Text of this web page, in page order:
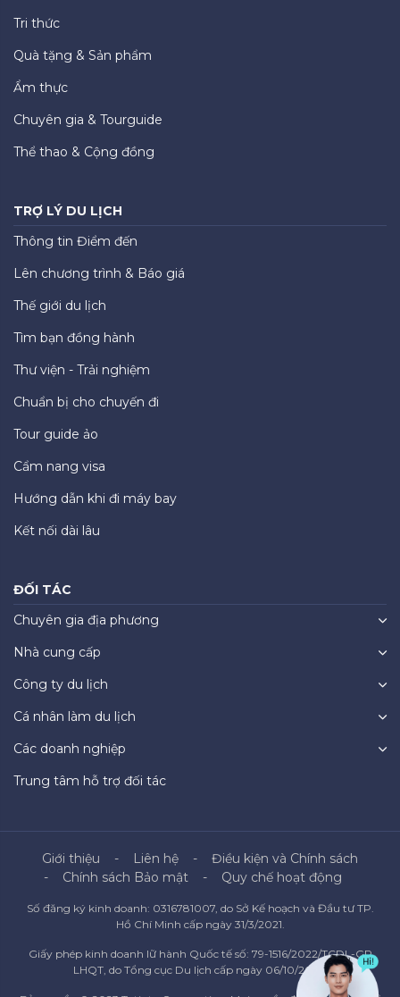
Tri thức
Quà tặng & Sản phẩm
Ẩm thực
Chuyên gia & Tourguide
Thể thao & Cộng đồng
TRỢ LÝ DU LỊCH
Thông tin Điểm đến
Lên chương trình & Báo giá
Thế giới du lịch
Tìm bạn đồng hành
Thư viện - Trải nghiệm
Chuẩn bị cho chuyến đi
Tour guide ảo
Cẩm nang visa
Hướng dẫn khi đi máy bay
Kết nối dài lâu
ĐỐI TÁC
Chuyên gia địa phương
Nhà cung cấp
Công ty du lịch
Cá nhân làm du lịch
Các doanh nghiệp
Trung tâm hỗ trợ đối tác
Giới thiệu Liên hệ
Điều kiện và Chính sách
Chính sách Bảo mật
Quy chế hoạt động
Số đăng ký kinh doanh: 0316781007, do Sở Kế hoạch và Đầu tư TP.
Hồ Chí Minh cấp ngày 31/3/2021.
Giấy phép kinh doanh lữ hành Quốc tế số: 79-1516/2022/TCDL-GP
LHQT, do Tổng cục Du lịch cấp ngày 06/10/2022.